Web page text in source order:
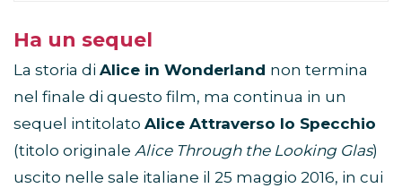
Ha un sequel
La storia di Alice in Wonderland non termina
nel finale di questo film, ma continua in un
sequel intitolato Alice Attraverso lo Specchio
(titolo originale Alice Through the Looking Glas)
uscito nelle sale italiane il 25 maggio 2016, in cui